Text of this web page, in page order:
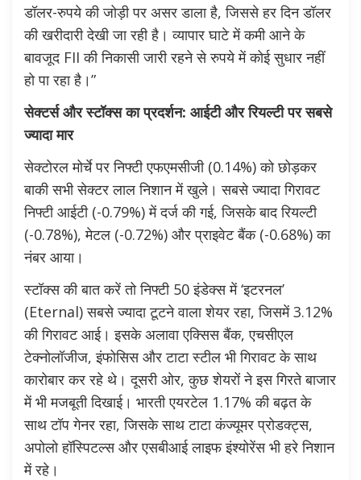
डॉलर-रुपये की जोड़ी पर असर डाला है, जिससे हर दिन डॉलर
की खरीदारी देखी जा रही है। व्यापार घाटे में कमी आने के
बावजूद FII की निकासी जारी रहने से रुपये में कोई सुधार नहीं
हो पा रहा है।”
सेक्टर्स और स्टॉक्स का प्रदर्शन: आईटी और रियल्टी पर सबसे
ज्यादा मार
सेक्टोरल मोर्चे पर निफ्टी एफएमसीजी (0.14%) को छोड़कर
बाकी सभी सेक्टर लाल निशान में खुले। सबसे ज्यादा गिरावट
निफ्टी आईटी (-0.79%) में दर्ज की गई, जिसके बाद रियल्टी
(-0.78%), मेटल (-0.72%) और प्राइवेट बैंक (-0.68%) का
नंबर आया।
स्टॉक्स की बात करें तो निफ्टी 50 इंडेक्स में ‘इटरनल’
(Eternal) सबसे ज्यादा टूटने वाला शेयर रहा, जिसमें 3.12%
की गिरावट आई। इसके अलावा एक्सिस बैंक, एचसीएल
टेक्नोलॉजीज, इंफोसिस और टाटा स्टील भी गिरावट के साथ
कारोबार कर रहे थे। दूसरी ओर, कुछ शेयरों ने इस गिरते बाजार
में भी मजबूती दिखाई। भारती एयरटेल 1.17% की बढ़त के
साथ टॉप गेनर रहा, जिसके साथ टाटा कंज्यूमर प्रोडक्ट्स,
अपोलो हॉस्पिटल्स और एसबीआई लाइफ इंश्योरेंस भी हरे निशान
में रहे।